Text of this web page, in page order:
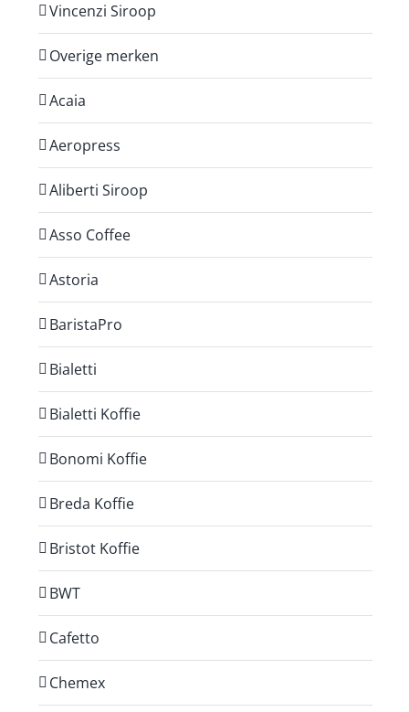
Vincenzi Siroop
Overige merken
Acaia
Aeropress
Aliberti Siroop
Asso Coffee
Astoria
BaristaPro
Bialetti
Bialetti Koffie
Bonomi Koffie
Breda Koffie
Bristot Koffie
BWT
Cafetto
Chemex